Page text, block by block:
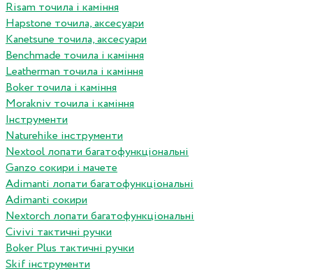
Risam точила і каміння
Hapstone точила, аксесуари
Kanetsune точила, аксесуари
Benchmade точила і каміння
Leatherman точила і каміння
Boker точила і каміння
Morakniv точила і каміння
Інструменти
Naturehike інструменти
Nextool лопати багатофункціональні
Ganzo сокири і мачете
Adimanti лопати багатофункціональні
Adimanti сокири
Nextorch лопати багатофункціональні
Сivivi тактичні ручки
Boker Plus тактичні ручки
Skif інструменти